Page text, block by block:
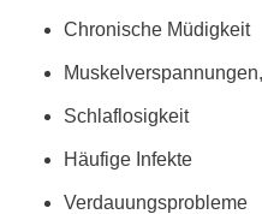
Chronische Müdigkeit
Schlaflosigkeit
Häufige Infekte
Verdauungsprobleme